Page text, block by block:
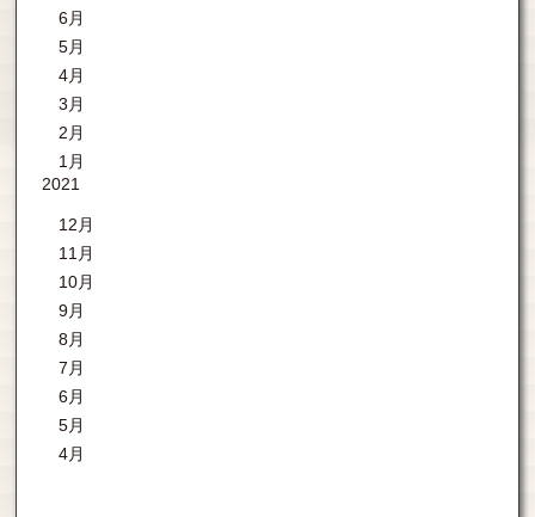
6月
5月
4月
3月
2月
1月
2021
12月
11月
10月
9月
8月
7月
6月
5月
4月